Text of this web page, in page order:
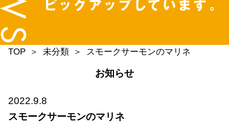
TOP 未分類 スモークサーモンのマリネ
お知らせ
2022.9.8
スモークサーモンのマリネ